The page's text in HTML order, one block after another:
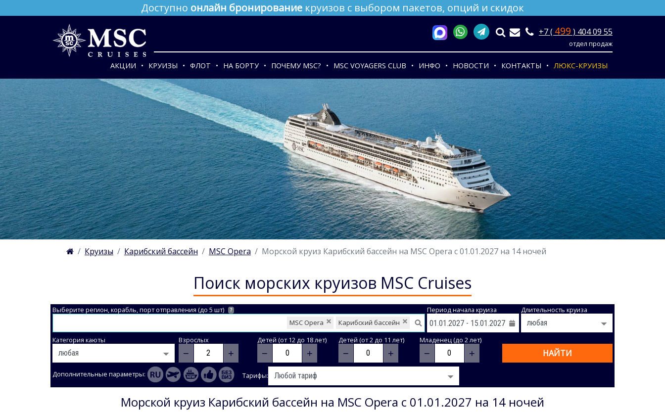
Доступно онлайн бронирование круизов с выбором пакетов, опций и скидок
+7 ( 499 ) 404 09 55
отдел продаж
АКЦИИ КРУИЗЫ ФЛОТ НА БОРТУ ПОЧЕМУ MSC? MSC VOYAGERS CLUB ИНФО НОВОСТИ КОНТАКТЫ ЛЮКС-КРУИЗЫ
Круизы Карибский бассейн MSC Opera Морской круиз Карибский бассейн на MSC Opera с 01.01.2027 на 14 ночей
Поиск морских круизов MSC Cruises
Выберите регион, корабль, порт отправления (до 5 шт) ?
Карибский бассейн
MSC Opera
Период начала круиза Длительность круиза
Категория каюты Взрослых
− +
Детей (от 12 до 18 лет)
− +
Детей (от 2 до 11 лет)
− +
Младенец (до 2 лет)
− + НАЙТИ
Дополнительные параметры: Тарифы:
Морской круиз Карибский бассейн на MSC Opera с 01.01.2027 на 14 ночей